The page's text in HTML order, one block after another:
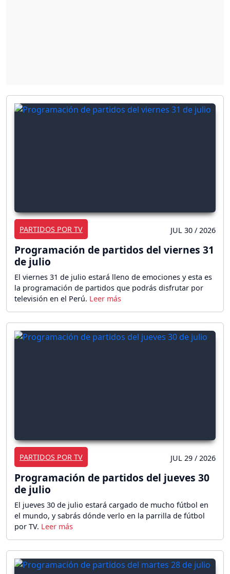
PARTIDOS POR TV JUL 30 / 2026
Programación de partidos del viernes 31
de julio
El viernes 31 de julio estará lleno de emociones y esta es
la programación de partidos que podrás disfrutar por
televisión en el Perú.
PARTIDOS POR TV JUL 29 / 2026
Programación de partidos del jueves 30
de julio
El jueves 30 de julio estará cargado de mucho fútbol en
el mundo, y sabrás dónde verlo en la parrilla de fútbol
por TV.